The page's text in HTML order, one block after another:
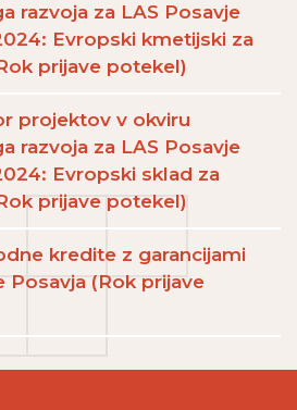
razvoja za LAS Posavje
Evropski kmetijski za
prijave potekel)
projektov v okviru
razvoja za LAS Posavje
Evropski sklad za
prijave potekel)
kredite z garancijami
Posavja (Rok prijave